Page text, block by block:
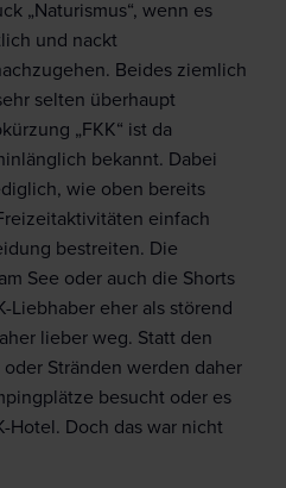
„Naturismus“, wenn es
und nackt
Beides ziemlich
selten überhaupt
„FKK“ ist da
bekannt. Dabei
wie oben bereits
einfach
bestreiten. Die
See oder auch die Shorts
Liebhaber eher als störend
lieber weg. Statt den
Stränden werden daher
besucht oder es
Hotel. Doch das war nicht